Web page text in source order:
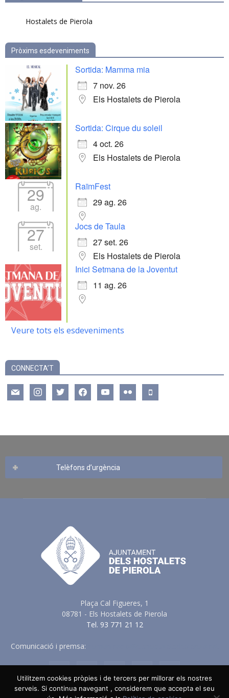
Hostalets de Pierola
Pròxims esdeveniments
Sortida: Mamma mia
7 nov. 26
Els Hostalets de Pierola
Sortida: Cirque du soleil
4 oct. 26
Els Hostalets de Pierola
29
ag.
RaïmFest
29 ag. 26
27
set.
Jocs de Taula
27 set. 26
Els Hostalets de Pierola
Inici Setmana de la Joventut
11 ag. 26
Veure tots els esdeveniments
CONNECTA’T
mail instagramtwitter facebookyoutube flickr mobile
Telèfons d’urgència
Plaça Cal Figueres, 1
08781 - Els Hostalets de Pierola
Tel. 93 771 21 12
Comunicació i premsa:
Utilitzem cookies pròpies i de tercers per millorar els nostres
serveis. Si continua navegant , considerem que accepta el seu